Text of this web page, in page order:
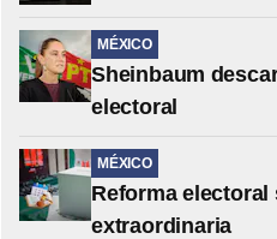
MÉXICO
Sheinbaum
electoral
MÉXICO
Reforma electoral
extraordinaria